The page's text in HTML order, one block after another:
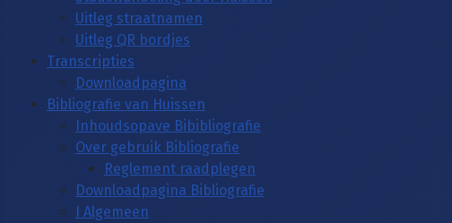
Uitleg straatnamen
Uitleg QR bordjes
Transcripties
Downloadpagina
Bibliografie van Huissen
Inhoudsopave Bibibliografie
Over gebruik Bibliografie
Reglement raadplegen
Downloadpagina Bibliografie
I Algemeen